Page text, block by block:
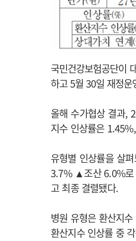
국민건강보험공단이
하고 5월 30일 재정
올해 수가협상 결과,
지수 인상률은
유형별 인상률을
3.7% ▲조산 6.0%로
고 최종 결렬됐다.
병원 유형은 환산지
환산지수 인상률 중